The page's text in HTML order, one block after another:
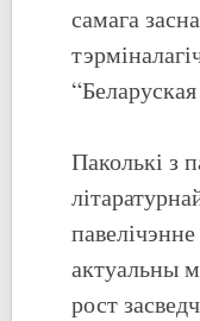
самага
Паколькі з
актуальны
рост